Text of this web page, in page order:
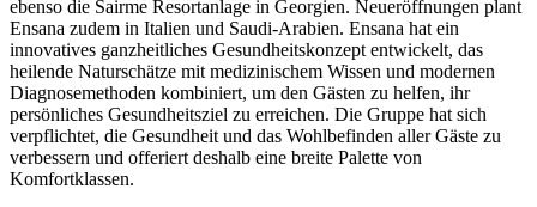
ebenso die Sairme Resortanlage in Georgien. Neueröffnungen plant
Ensana zudem in Italien und Saudi-Arabien. Ensana hat ein
innovatives ganzheitliches Gesundheitskonzept entwickelt, das
heilende Naturschätze mit medizinischem Wissen und modernen
Diagnosemethoden kombiniert, um den Gästen zu helfen, ihr
persönliches Gesundheitsziel zu erreichen. Die Gruppe hat sich
verpflichtet, die Gesundheit und das Wohlbefinden aller Gäste zu
verbessern und offeriert deshalb eine breite Palette von
Komfortklassen.